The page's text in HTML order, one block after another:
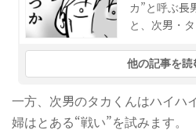
カ”と呼ぶ長
と、次男・
他の記事を読
一方、次男のタカくんはハイハ
婦はとある“戦い”を試みます。